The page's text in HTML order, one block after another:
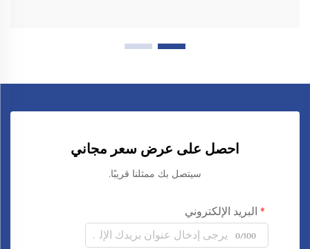
احصل على عرض سعر مجاني
سيتصل بك ممثلنا قريبًا.
البريد الإلكتروني
0/100